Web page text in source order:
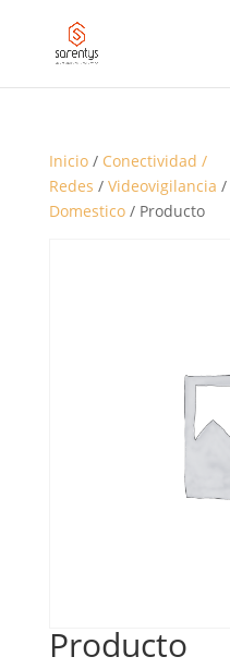
PRODUCTOS
Inicio/ Conectividad /
Redes / Videovigilancia /
Domestico/ Producto
Producto